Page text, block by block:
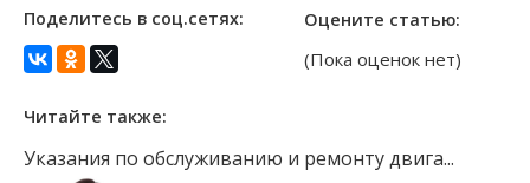
Поделитесь в соц.сетях: Оцените статью:
(Пока оценок нет)
Читайте также:
Указания по обслуживанию и ремонту двига...